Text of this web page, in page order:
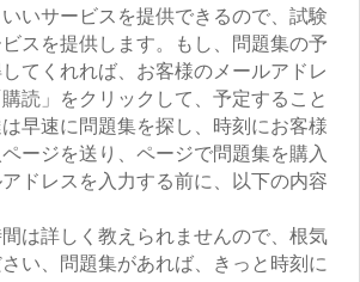
いサービスを提供できるので、試験
スを提供します。もし、問題集の予
てくれれば、お客様のメールアドレ
読」をクリックして、予定すること
早速に問題集を探し、時刻にお客様
ージを送り、ページで問題集を購入
ドレスを入力する前に、以下の内容
は詳しく教えられませんので、根気
い、問題集があれば、きっと時刻に